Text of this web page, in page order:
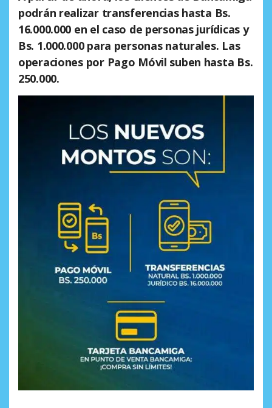
podrán realizar transferencias hasta Bs.
16.000.000 en el caso de personas jurídicas y
Bs. 1.000.000 para personas naturales. Las
operaciones por Pago Móvil suben hasta Bs.
250.000.